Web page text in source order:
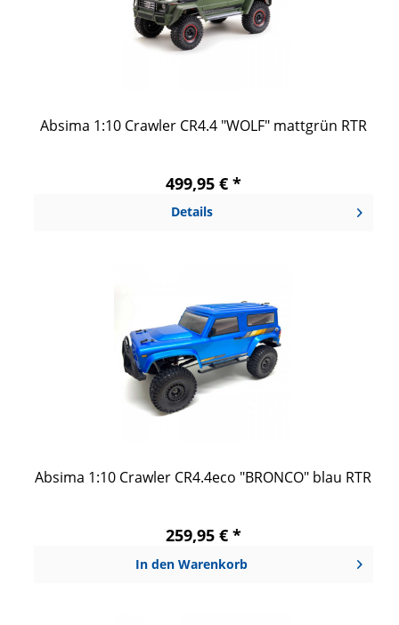
Absima 1:10 Crawler CR4.4 "WOLF" mattgrün RTR
499,95 € *
Details
Absima 1:10 Crawler CR4.4eco "BRONCO" blau RTR
259,95 € *
In den Warenkorb